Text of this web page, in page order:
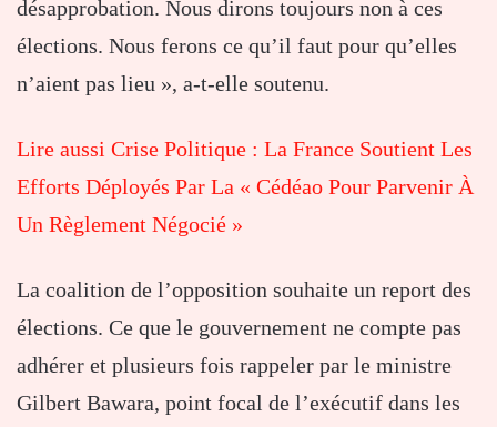
désapprobation. Nous dirons toujours non à ces
élections. Nous ferons ce qu’il faut pour qu’elles
n’aient pas lieu », a-t-elle soutenu.
Lire aussi Crise Politique : La France Soutient Les
Efforts Déployés Par La « Cédéao Pour Parvenir À
Un Règlement Négocié »
La coalition de l’opposition souhaite un report des
élections. Ce que le gouvernement ne compte pas
adhérer et plusieurs fois rappeler par le ministre
Gilbert Bawara, point focal de l’exécutif dans les